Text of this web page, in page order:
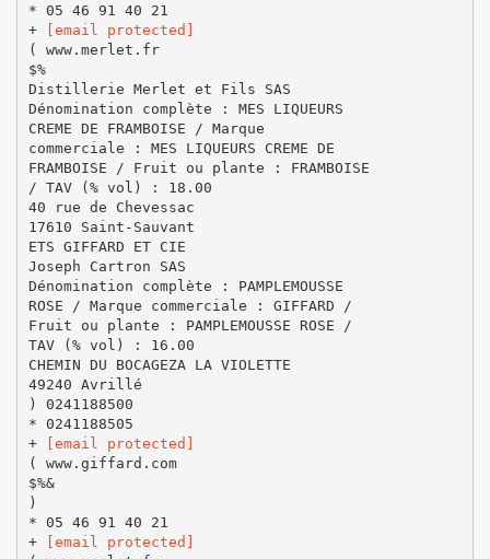
* 05 46 91 40 21
+
[email protected]
( www.merlet.fr
$%
Distillerie Merlet et Fils SAS
Dénomination complète : MES LIQUEURS
CREME DE FRAMBOISE / Marque
commerciale : MES LIQUEURS CREME DE
FRAMBOISE / Fruit ou plante : FRAMBOISE
/ TAV (% vol) : 18.00
40 rue de Chevessac
17610 Saint-Sauvant
ETS GIFFARD ET CIE
Joseph Cartron SAS
Dénomination complète : PAMPLEMOUSSE
ROSE / Marque commerciale : GIFFARD /
Fruit ou plante : PAMPLEMOUSSE ROSE /
TAV (% vol) : 16.00
CHEMIN DU BOCAGEZA LA VIOLETTE
49240 Avrillé
) 0241188500
* 0241188505
+
[email protected]
( www.giffard.com
$%&
)
* 05 46 91 40 21
+
[email protected]